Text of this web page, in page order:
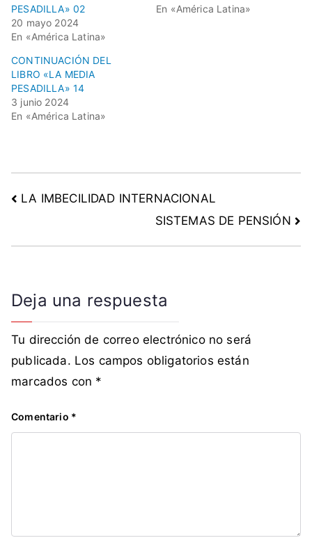
i
o
í
n
i
m
T
r
a
d
s
PESADILLA» 02
20 mayo 2024
En «América Latina»
En «América Latina»
CONTINUACIÓN DEL
LIBRO «LA MEDIA
PESADILLA» 14
3 junio 2024
En «América Latina»
LA IMBECILIDAD INTERNACIONAL
SISTEMAS DE PENSIÓN
Deja una respuesta
Tu dirección de correo electrónico no será
publicada. Los campos obligatorios están
marcados con *
Comentario *